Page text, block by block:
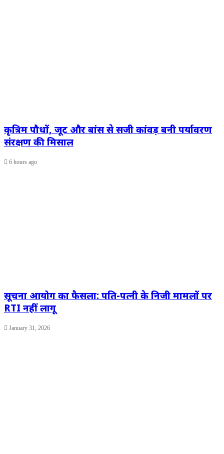
कृत्रिम पौधों, जूट और बांस से सजी कांवड़ बनी पर्यावरण
संरक्षण की मिसाल
6 hours ago
सूचना आयोग का फैसला: पति-पत्नी के निजी मामलों पर
RTI नहीं लागू
January 31, 2026